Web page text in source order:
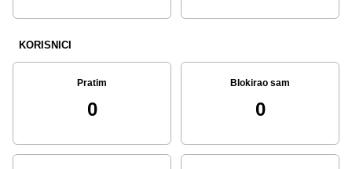
KORISNICI
Pratim
0
Blokirao sam
0